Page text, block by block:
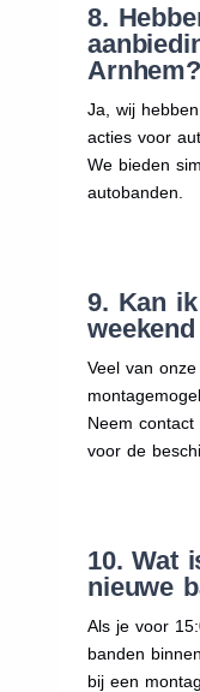
8.
Arnhem?
Ja, wij
acties voor
We bieden
autobanden.
9. Kan
Veel van
Neem
voor de
10. Wat
nieuwe
Als je voor
banden
bij een